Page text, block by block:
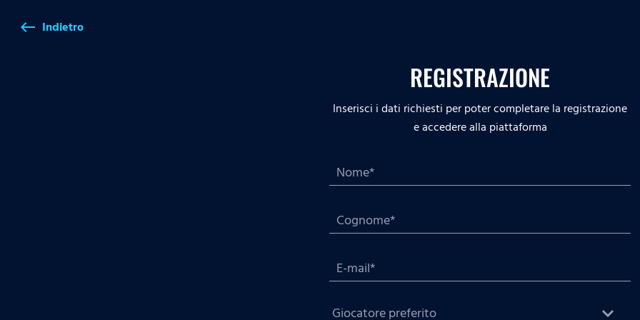
west Indietro
REGISTRAZIONE
Inserisci i dati richiesti per poter completare la registrazione
e accedere alla piattaforma